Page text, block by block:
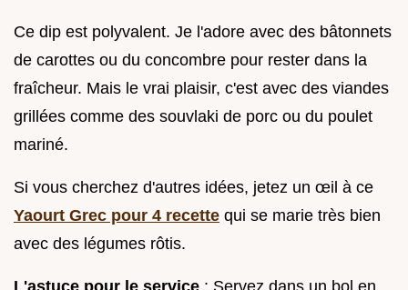
Ce dip est polyvalent. Je l'adore avec des bâtonnets
de carottes ou du concombre pour rester dans la
fraîcheur. Mais le vrai plaisir, c'est avec des viandes
grillées comme des souvlaki de porc ou du poulet
mariné.
Si vous cherchez d'autres idées, jetez un œil à ce
Yaourt Grec pour 4 recette qui se marie très bien
avec des légumes rôtis.
L'astuce pour le service : Servez dans un bol en